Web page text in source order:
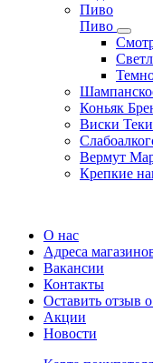
Пиво
Пиво
Коньяк
Виски
Вермут
Крепкие
О нас
Адреса
Вакансии
Контакты
Оставить отзыв
Акции
Новости